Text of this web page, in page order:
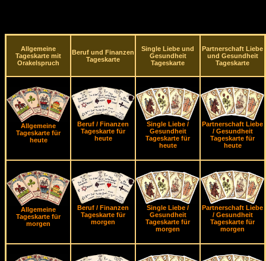
Allgemeine
Tageskarte mit
Orakelspruch
Beruf und Finanzen
Tageskarte
Single Liebe und
Gesundheit
Tageskarte
Partnerschaft Liebe
und Gesundheit
Tageskarte
Allgemeine
Tageskarte für
heute
Beruf / Finanzen
Tageskarte für
heute
Single Liebe /
Gesundheit
Tageskarte für
heute
Partnerschaft Liebe
/ Gesundheit
Tageskarte für
heute
Allgemeine
Tageskarte für
morgen
Beruf / Finanzen
Tageskarte für
morgen
Single Liebe /
Gesundheit
Tageskarte für
morgen
Partnerschaft Liebe
/ Gesundheit
Tageskarte für
morgen